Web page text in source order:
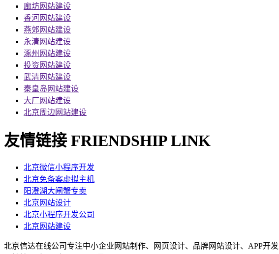
廊坊网站建设
香河网站建设
燕郊网站建设
永清网站建设
涿州网站建设
投资网站建设
武清网站建设
秦皇岛网站建设
大厂网站建设
北京周边网站建设
友情链接FRIENDSHIP LINK
北京微信小程序开发
北京免备案虚拟主机
阳澄湖大闸蟹专卖
北京网站设计
北京小程序开发公司
北京网站建设
北京信达在线公司专注中小企业网站制作、网页设计、品牌网站设计、APP